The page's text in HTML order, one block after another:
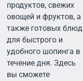
продуктов, свежих
овощей и фруктов, а
также готовых блюд
для быстрого и
удобного шопинга в
течение дня. Здесь
вы сможете